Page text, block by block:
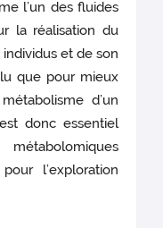
l’un des fluides
la réalisation du
et de son
que pour mieux
d’un
donc essentiel
l’exploration